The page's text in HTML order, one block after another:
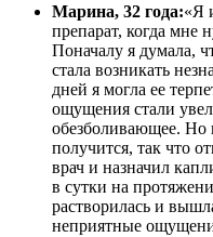
Марина, 32 года:«Я
препарат, когда мне
Поначалу я думала,
стала возникать
дней я могла ее
ощущения стали
обезболивающее. Но
получится, так что
врач и назначил
в сутки на
растворилась и
неприятные